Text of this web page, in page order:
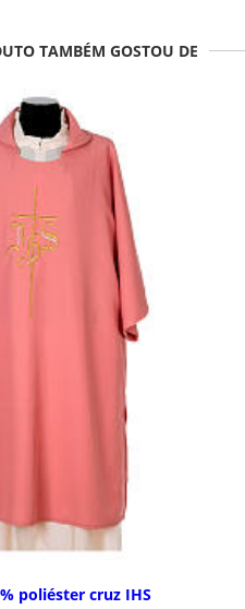
TAMBÉM GOSTOU DE
poliéster cruz IHS